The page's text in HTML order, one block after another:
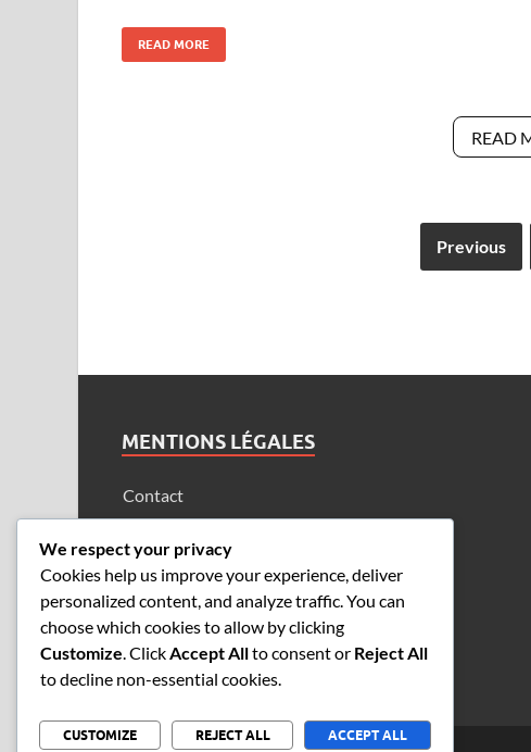
READ MORE
READ
Previous
MENTIONS LÉGALES
Contact
Politique de cookies
Votre vie privée
Termes et conditions
We respect your privacy
Cookies help us improve your experience, deliver
personalized content, and analyze traffic. You can
choose which cookies to allow by clicking
Customize. ClickAccept Allto consent or Reject All
to decline non-essential cookies.
CUSTOMIZE REJECT ALL ACCEPT ALL